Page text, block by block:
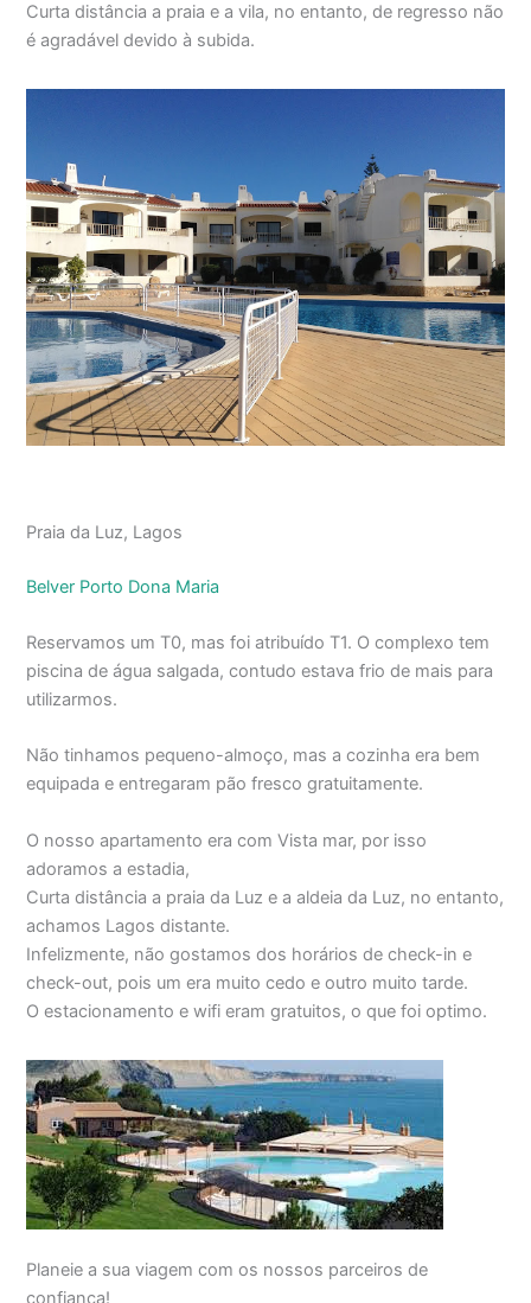
Curta distância a praia e a vila, no entanto, de regresso não
é agradável devido à subida.
Praia da Luz, Lagos
Belver Porto Dona Maria
Reservamos um T0, mas foi atribuído T1. O complexo tem
piscina de água salgada, contudo estava frio de mais para
utilizarmos.
Não tinhamos pequeno-almoço, mas a cozinha era bem
equipada e entregaram pão fresco gratuitamente.
O nosso apartamento era com Vista mar, por isso
adoramos a estadia,
Curta distância a praia da Luz e a aldeia da Luz, no entanto,
achamos Lagos distante.
Infelizmente, não gostamos dos horários de check-in e
check-out, pois um era muito cedo e outro muito tarde.
O estacionamento e wifi eram gratuitos, o que foi optimo.
Planeie a sua viagem com os nossos parceiros de
confiança!